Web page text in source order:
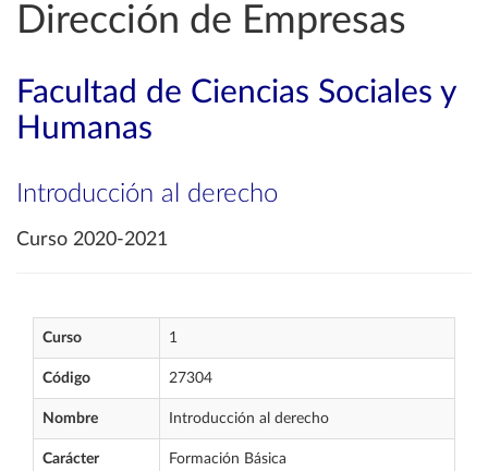
Dirección de Empresas
Facultad de Ciencias Sociales y
Humanas
Introducción al derecho
Curso 2020-2021
Curso 1
Código 27304
Nombre Introducción al derecho
Carácter Formación Básica